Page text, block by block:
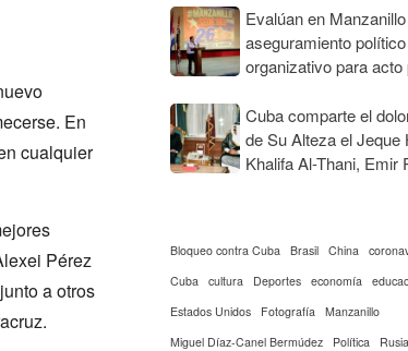
En
cualquier
Pérez
a otros
Evalúan en Manzanillo
aseguramiento
organizativo para acto
Cuba comparte el
de Su Alteza el Jeque
Khalifa Al-Thani, Emir
Bloqueo contra Cuba Brasil China
Cuba
cultura Deportes economía
Estados Unidos
Fotografía
Manzanillo
Miguel Díaz-Canel Bermúdez
Política Rusia